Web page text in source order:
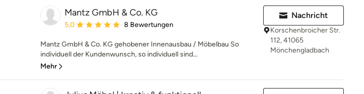
Mantz GmbH & Co. KG
Durchschnittliche Bewertung: 5 von 5 Sternen
5,0 8 Bewertungen
Mantz GmbH & Co. KG gehobener Innenausbau / Möbelbau So
individuell der Kundenwunsch, so individuell sind...
Mehr
Nachricht
Korschenbroicher Str.
112, 41065
Mönchengladbach